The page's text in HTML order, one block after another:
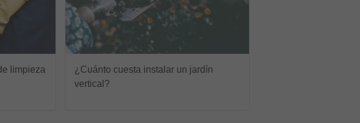
limpieza
¿Cuánto cuesta instalar un jardín
vertical?